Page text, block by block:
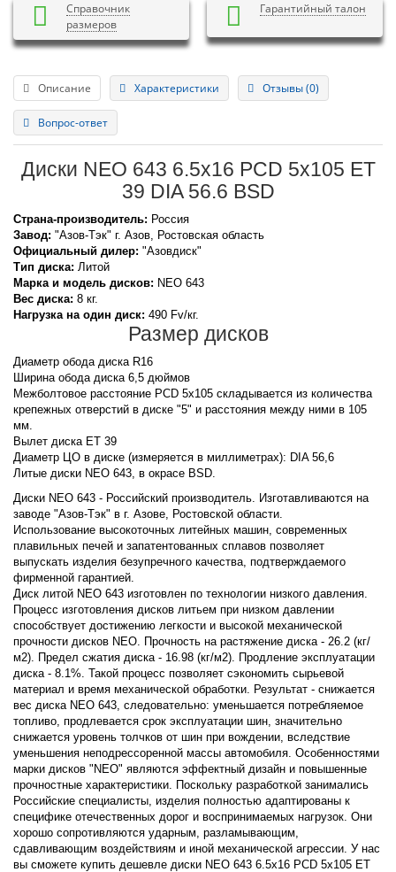
Справочник
размеров
Гарантийный талон
Описание Характеристики Отзывы (0)
Вопрос-ответ
Диски NEO 643 6.5x16 PCD 5x105 ET
39 DIA 56.6 BSD
Страна-производитель: Россия
Завод: "Азов-Тэк" г. Азов, Ростовская область
Официальный дилер: "Азовдиск"
Тип диска: Литой
Марка и модель дисков: NEO 643
Вес диска: 8 кг.
Нагрузка на один диск: 490 Fv/кг.
Размер дисков
Диаметр обода диска R16
Ширина обода диска 6,5 дюймов
Межболтовое расстояние PCD 5x105 складывается из количества
крепежных отверстий в диске "5" и расстояния между ними в 105
мм.
Вылет диска ET 39
Диаметр ЦО в диске (измеряется в миллиметрах): DIA 56,6
Литые диски NEO 643, в окрасе BSD.
Диски NEO 643 - Российский производитель. Изготавливаются на
заводе "Азов-Тэк" в г. Азове, Ростовской области.
Использование высокоточных литейных машин, современных
плавильных печей и запатентованных сплавов позволяет
выпускать изделия безупречного качества, подтверждаемого
фирменной гарантией.
Диск литой NEO 643 изготовлен по технологии низкого давления.
Процесс изготовления дисков литьем при низком давлении
способствует достижению легкости и высокой механической
прочности дисков NEO. Прочность на растяжение диска - 26.2 (кг/
м2). Предел сжатия диска - 16.98 (кг/м2). Продление эксплуатации
диска - 8.1%. Такой процесс позволяет сэкономить сырьевой
материал и время механической обработки. Результат - снижается
вес диска NEO 643, следовательно: уменьшается потребляемое
топливо, продлевается срок эксплуатации шин, значительно
снижается уровень толчков от шин при вождении, вследствие
уменьшения неподрессоренной массы автомобиля. Особенностями
марки дисков "NEO" являются эффектный дизайн и повышенные
прочностные характеристики. Поскольку разработкой занимались
Российские специалисты, изделия полностью адаптированы к
специфике отечественных дорог и воспринимаемых нагрузок. Они
хорошо сопротивляются ударным, разламывающим,
сдавливающим воздействиям и иной механической агрессии. У нас
вы сможете купить дешевле диски NEO 643 6.5x16 PCD 5x105 ET